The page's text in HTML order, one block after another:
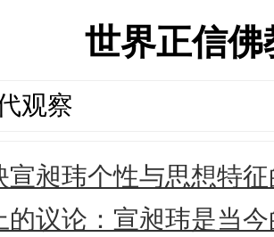
世界正信
观察
宣昶玮个性与思想特
的议论：宣昶玮是当